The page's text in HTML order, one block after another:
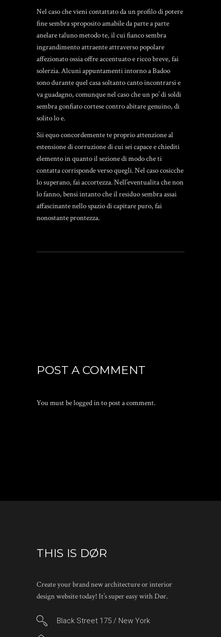
Nel caso che vieni contattato da un profilo di potere
fine sembra sproposito amabile da parte a parte
anelare taluno metodo te, il cui fianco sembra
ingrandimento attraente attraverso popolare
affezionato ossia offre accentuato e ricco breve, fai
solerzia. Alcuni appuntamenti intorno a Badoo
sono durante quel casa soltanto canto incontrarsi e
va guadagno, comunque nel caso che un po’ di soldi
sembra gonfiato cortese contro abitare genuino, di
solito lo e.
Sii equo concordemente te proprio attenzione al
estensione di corruzione di cui sei capace e chiediti
elemento in quanto il sezione di modo che ti
contatta corrisponde verso quegli. Nel caso cosicche
lo superano, fai accortezza. Nell’eventualita che non
lo fanno, bensi intanto che il residuo sembra assai
affascinante nello spazio di capitare puro, fai
nonostante prontezza.
POST A COMMENT
You must belogged into post a comment.
THIS IS DØR
Create your brand new architecture or interior
design website today! It’s super easy with Dør.
Black Street 175 / New York